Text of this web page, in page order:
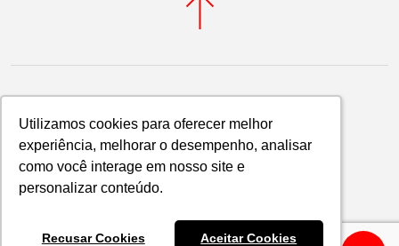
Utilizamos cookies para oferecer melhor
experiência, melhorar o desempenho, analisar
como você interage em nosso site e
personalizar conteúdo.
Recusar Cookies Aceitar Cookies
Utilizamos cookies para oferecer melhor
experiência, melhorar o desempenho, analisar
como você interage em nosso site e
personalizar conteúdo.
Recusar Cookies Aceitar Cookies
Política de Privacidade
WETZEL S/A © 2026